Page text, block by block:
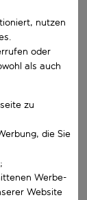
nutzen
oder
als auch
zu
die Sie
Werbe-
Website